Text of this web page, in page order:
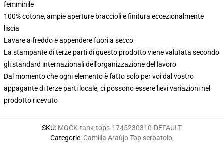
femminile
100% cotone, ampie aperture braccioli e finitura eccezionalmente
liscia
Lavare a freddo e appendere fuori a secco
La stampante di terze parti di questo prodotto viene valutata secondo
gli standard internazionali dell'organizzazione del lavoro
Dal momento che ogni elemento è fatto solo per voi dal vostro
appagante di terze parti locale, ci possono essere lievi variazioni nel
prodotto ricevuto
SKU: MOCK-tank-tops-1745230310-DEFAULT
Categorie: Camilla Araújo Top serbatoio,